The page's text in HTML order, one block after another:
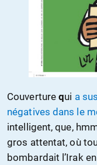
Couverture qui a
négatives dans le
intelligent, que,
gros attentat, où
bombardait l’Irak